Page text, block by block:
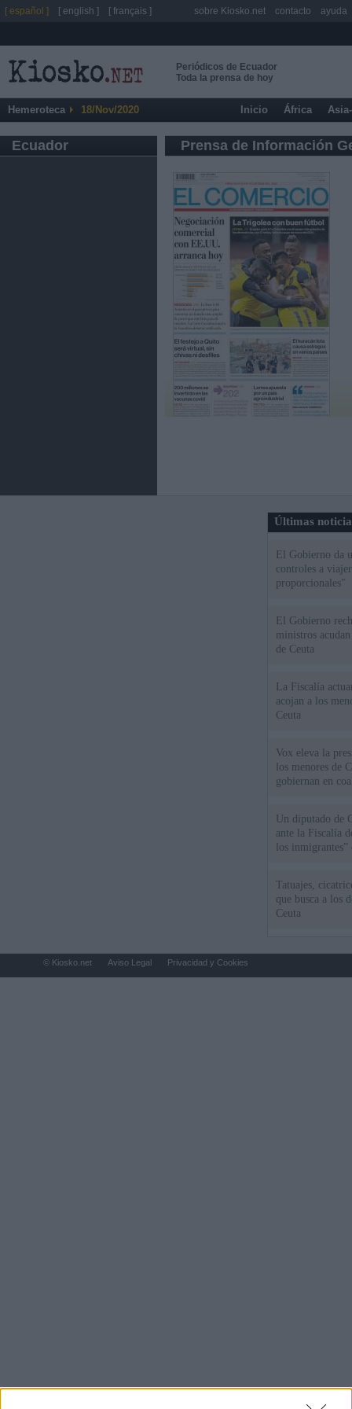
Periódicos de Ecuador
Toda la prensa de hoy
Hemeroteca 18/Nov/2020 Inicio África
Ecuador Prensa de Información
Últimas
El Gobierno da
controles a
proporcionales"
El Gobierno
ministros
de Ceuta
La Fiscalía
acojan a los
Ceuta
Vox eleva la
los menores de
gobiernan en
Un diputado de
ante la Fiscalía
los inmigrantes”
Tatuajes,
que busca a los
Ceuta
[ español ] [ english ] [ français ] sobre Kiosko.net contacto ayuda
© Kiosko.net Aviso Legal Privacidad y Cookies